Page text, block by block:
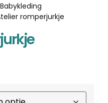
Babykleding
romperjurkje